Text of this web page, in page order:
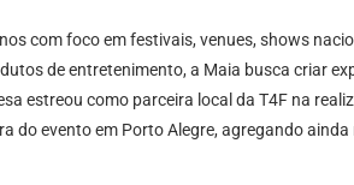
com foco em festivais, venues, shows
de entretenimento, a Maia busca criar
estreou como parceira local da T4F na
do evento em Porto Alegre, agregando